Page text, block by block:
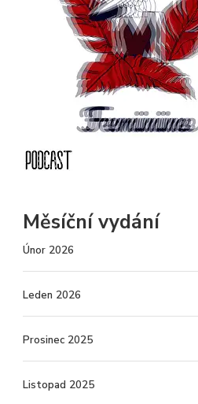
Měsíční vydání
Únor 2026
Leden 2026
Prosinec 2025
Listopad 2025